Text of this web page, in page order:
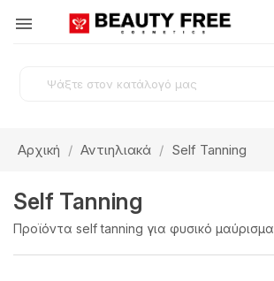

Αρχική Αντιηλιακά Self Tanning
Self Tanning
Προϊόντα self tanning για φυσικό μαύρισμα